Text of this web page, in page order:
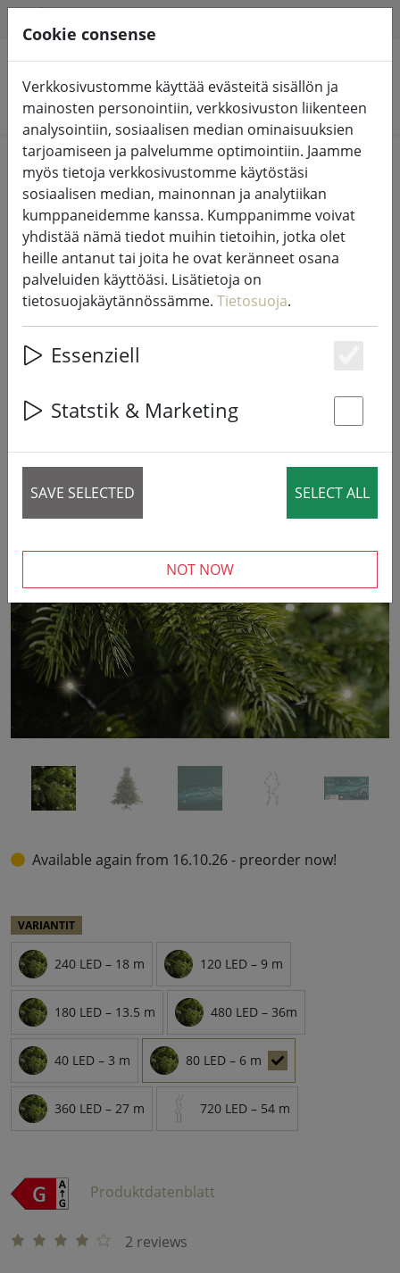
Hae tuotteita
Home Valot ja valaistus Keijujen valot
Kaemingk Lumineo LED-keijuvalot
Basic himmennin 80 LED lämpimän
valkoinen ulkona 6 m musta
Available again from 16.10.26 - preorder now!
VARIANTIT
240 LED – 18 m 120 LED – 9 m
180 LED – 13.5 m 480 LED – 36m
40 LED – 3 m 80 LED – 6 m
360 LED – 27 m 720 LED – 54 m
Produktdatenblatt
2 reviews
Cookie consense
Verkkosivustomme käyttää evästeitä sisällön ja
mainosten personointiin, verkkosivuston liikenteen
analysointiin, sosiaalisen median ominaisuuksien
tarjoamiseen ja palvelumme optimointiin. Jaamme
myös tietoja verkkosivustomme käytöstäsi
sosiaalisen median, mainonnan ja analytiikan
kumppaneidemme kanssa. Kumppanimme voivat
yhdistää nämä tiedot muihin tietoihin, jotka olet
heille antanut tai joita he ovat keränneet osana
palveluiden käyttöäsi. Lisätietoja on
tietosuojakäytännössämme. Tietosuoja.
Essenziell
Statstik & Marketing
SAVE SELECTED SELECT ALL
NOT NOW